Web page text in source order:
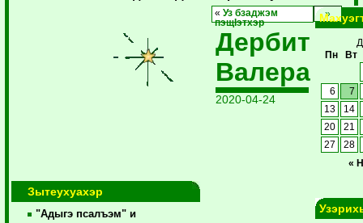
Зытеухуахэр
"Адыгэ псалъэм" и
«Уз бзаджэм
пэщIэтхэр
Дербит
Валера
2020-04-24
Пн
Вт
«
6
7
13
14
20
21
27
28